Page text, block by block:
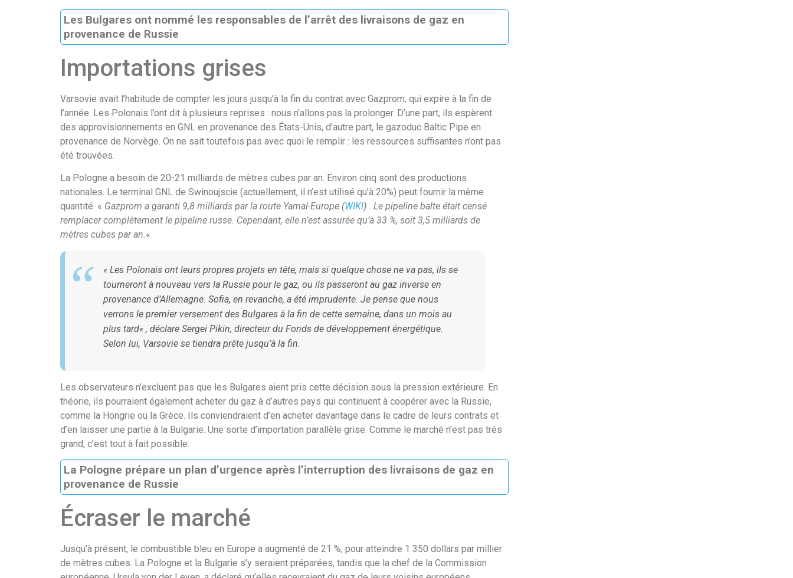
Les Bulgares ont nommé les responsables de l’arrêt des livraisons de gaz en
provenance de Russie
Importations grises
Varsovie avait l’habitude de compter les jours jusqu’à la fin du contrat avec Gazprom, qui expire à la fin de
l’année. Les Polonais l’ont dit à plusieurs reprises : nous n’allons pas la prolonger. D’une part, ils espèrent
des approvisionnements en GNL en provenance des États-Unis, d’autre part, le gazoduc Baltic Pipe en
provenance de Norvège. On ne sait toutefois pas avec quoi le remplir : les ressources suffisantes n’ont pas
été trouvées.
La Pologne a besoin de 20-21 milliards de mètres cubes par an. Environ cinq sont des productions
nationales. Le terminal GNL de Swinoujscie (actuellement, il n’est utilisé qu’à 20%) peut fournir la même
quantité. « Gazprom a garanti 9,8 milliards par la route Yamal-Europe (WIKI) . Le pipeline balte était censé
remplacer complètement le pipeline russe. Cependant, elle n’est assurée qu’à 33 %, soit 3,5 milliards de
mètres cubes par an.«
« Les Polonais ont leurs propres projets en tête, mais si quelque chose ne va pas, ils se
tourneront à nouveau vers la Russie pour le gaz, ou ils passeront au gaz inverse en
provenance d’Allemagne. Sofia, en revanche, a été imprudente. Je pense que nous
verrons le premier versement des Bulgares à la fin de cette semaine, dans un mois au
plus tard« , déclare Sergei Pikin, directeur du Fonds de développement énergétique.
Selon lui, Varsovie se tiendra prête jusqu’à la fin.
Les observateurs n’excluent pas que les Bulgares aient pris cette décision sous la pression extérieure. En
théorie, ils pourraient également acheter du gaz à d’autres pays qui continuent à coopérer avec la Russie,
comme la Hongrie ou la Grèce. Ils conviendraient d’en acheter davantage dans le cadre de leurs contrats et
d’en laisser une partie à la Bulgarie. Une sorte d’importation parallèle grise. Comme le marché n’est pas très
grand, c’est tout à fait possible.
La Pologne prépare un plan d’urgence après l’interruption des livraisons de gaz en
provenance de Russie
Écraser le marché
Jusqu’à présent, le combustible bleu en Europe a augmenté de 21 %, pour atteindre 1 350 dollars par millier
de mètres cubes. La Pologne et la Bulgarie s’y seraient préparées, tandis que la chef de la Commission